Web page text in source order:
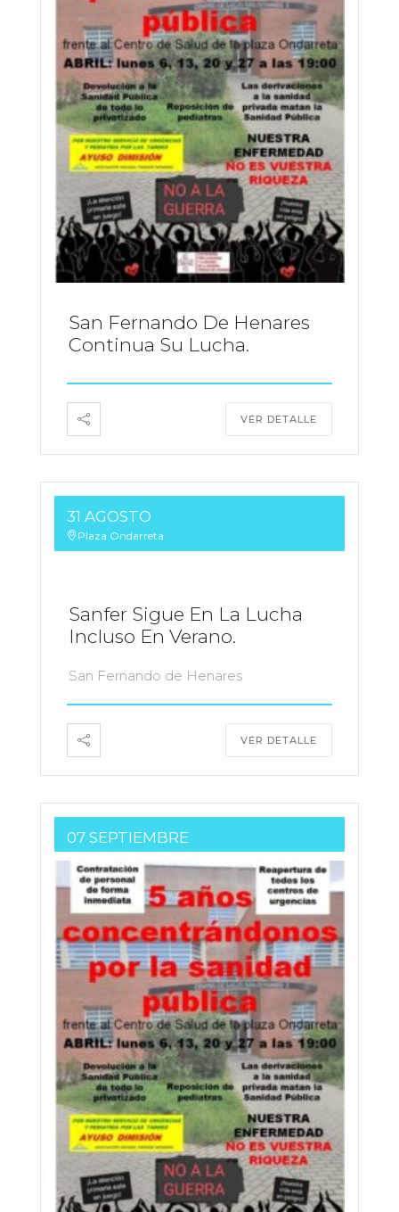
San Fernando De Henares
Continua Su Lucha.
VER DETALLE
31 AGOSTO
Plaza Ondarreta
Sanfer Sigue En La Lucha
Incluso En Verano.
San Fernando de Henares
VER DETALLE
07 SEPTIEMBRE